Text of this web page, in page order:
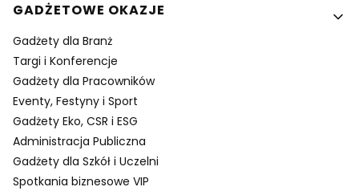
GADŻETOWE OKAZJE
Gadżety dla Branż
Targi i Konferencje
Gadżety dla Pracowników
Eventy, Festyny i Sport
Gadżety Eko, CSR i ESG
Administracja Publiczna
Gadżety dla Szkół i Uczelni
Spotkania biznesowe VIP